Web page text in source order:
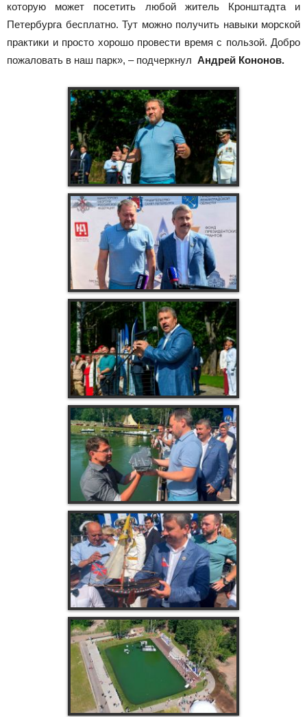
которую может посетить любой житель Кронштадта и
Петербурга бесплатно. Тут можно получить навыки морской
практики и просто хорошо провести время с пользой. Добро
пожаловать в наш парк», – подчеркнул Андрей Кононов.